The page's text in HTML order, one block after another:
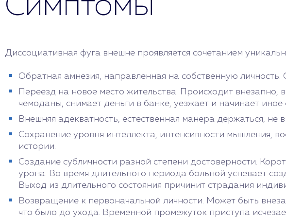
Попыток суицида.
Симптомы
Диссоциативная фуга внешне проявляется сочетанием
Обратная амнезия, направленная на собственную личность.
Переезд на новое место жительства. Происходит
чемоданы, снимает деньги в банке, уезжает и начинает
Внешняя адекватность, естественная манера держаться,
Сохранение уровня интеллекта, интенсивности мышления,
истории.
Создание субличности разной степени достоверности.
урона. Во время длительного периода больной успевает
Выход из длительного состояния причинит страдания
Возвращение к первоначальной личности. Может быть
что было до ухода. Временной промежуток приступа